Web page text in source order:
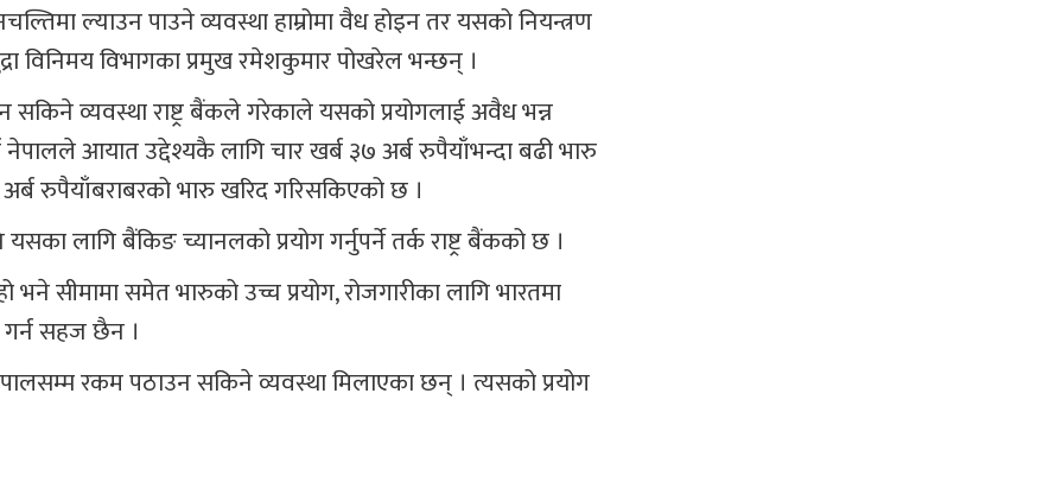
ल्याउन पाउने व्यवस्था हाम्रोमा वैध होइन तर यसको नियन्त्रण
विनिमय विभागका प्रमुख रमेशकुमार पोखरेल भन्छन् ।
सकिने व्यवस्था राष्ट्र बैंकले गरेकाले यसको प्रयोगलाई अवैध भन्न
आयात उद्देश्यकै लागि चार खर्ब ३७ अर्ब रुपैयाँभन्दा बढी भारु
रुपैयाँबराबरको भारु खरिद गरिसकिएको छ ।
लागि बैंकिङ च्यानलको प्रयोग गर्नुपर्ने तर्क राष्ट्र बैंकको छ ।
भने सीमामा समेत भारुको उच्च प्रयोग, रोजगारीका लागि भारतमा
गर्न सहज छैन ।
रकम पठाउन सकिने व्यवस्था मिलाएका छन् । त्यसको प्रयोग